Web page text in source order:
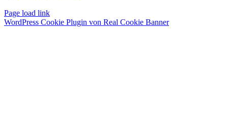
Page load link
WordPress Cookie Plugin von Real Cookie Banner